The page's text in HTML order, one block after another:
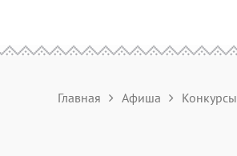
Главная Афиша Конкурсы